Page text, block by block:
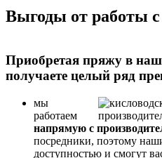
Выгоды от работы
Приобретая пряжу в
получаете целый ряд
мы
работаем
напрямую с
посредники, поэтому
доступностью и смогут